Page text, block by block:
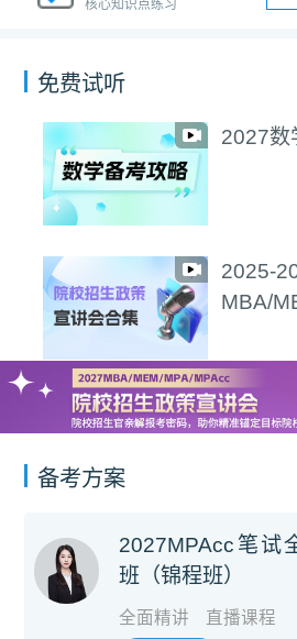
核心知识点练习
免费试听
2027数
2025-
MBA/
宣讲会合集
备考方案
2027MPAcc笔试
班（锦程班）
全面精讲 直播课程